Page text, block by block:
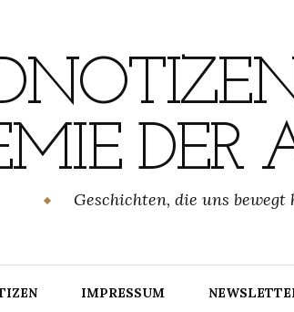
DER
Geschichten, die uns bewegt
IMPRESSUM